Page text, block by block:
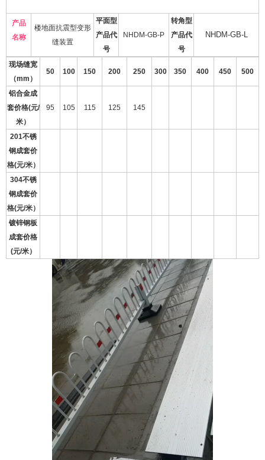
产品
名称
楼地面抗震型变形
缝装置
平面型
产品代
号
NHDM-GB-P
转角型
产品代
号
NHDM-GB-L
现场缝宽
（mm）
50 100 150 200 250 300 350 400 450 500
铝合金成
套价格(元/
米）
95 105 115 125 145
201不锈
钢成套价
格(元/米）
304不锈
钢成套价
格(元/米）
镀锌钢板
成套价格
(元/米）